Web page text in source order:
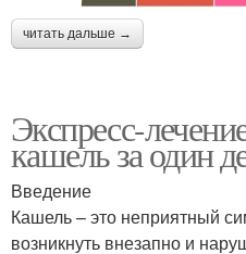
читать дальше →
Экспресс-
кашель за один
Введение
Кашель – это неприятный
возникнуть внезапно и